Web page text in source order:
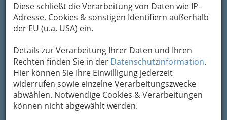
Diese schließt die Verarbeitung von Daten wie IP-
Adresse, Cookies & sonstigen Identifiern außerhalb
der EU (u.a. USA) ein.
Details zur Verarbeitung Ihrer Daten und Ihren
Rechten finden Sie in der Datenschutzinformation.
Hier können Sie Ihre Einwilligung jederzeit
widerrufen sowie einzelne Verarbeitungszwecke
abwählen. Notwendige Cookies & Verarbeitungen
können nicht abgewählt werden.
Karte anzeigen
Navigation
Damenoberbekleidung -
Damenmode